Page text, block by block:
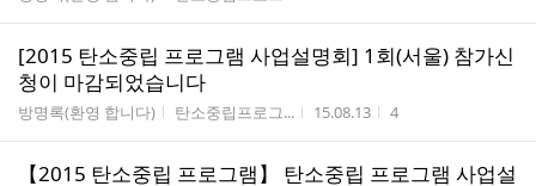
[2015 탄소중립 프로그램 사업설명회] 1회(서울) 참가신
청이 마감되었습니다
게시판명
방명록(환영 합니다) 작성자
탄소중립프로그... 작성시간
15.08.13 조회수
4
【2015 탄소중립 프로그램】 탄소중립 프로그램 사업설